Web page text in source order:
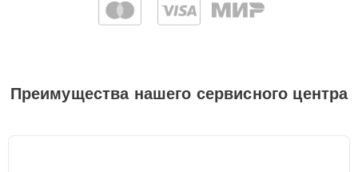
Преимущества нашего сервисного центра